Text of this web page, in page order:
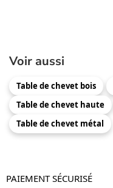
Voir aussi
Table de chevet bois
Table de chevet haute
Table de chevet métal
PAIEMENT SÉCURISÉ